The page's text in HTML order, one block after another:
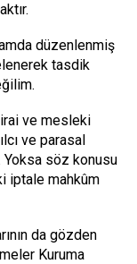
düzenlenmiş
tasdik
ve mesleki
ve parasal
Yoksa söz konusu
iptale mahkûm
da gözden
Kuruma